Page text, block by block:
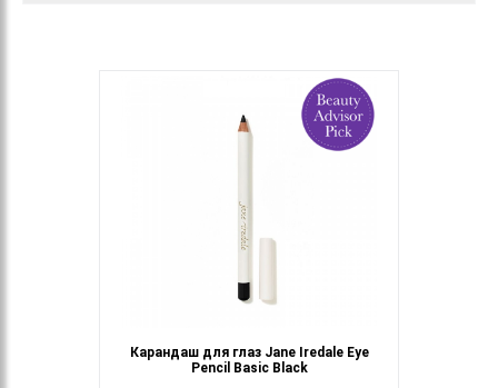
Карандаш для глаз Jane Iredale Eye
Pencil Basic Black